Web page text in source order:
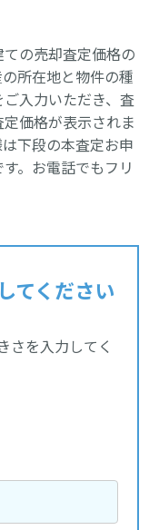
の売却査定価格の
所在地と物件の種
入力いただき、査
価格が表示されま
下段の本査定お申
。お電話でもフリ
てください
さを入力してく